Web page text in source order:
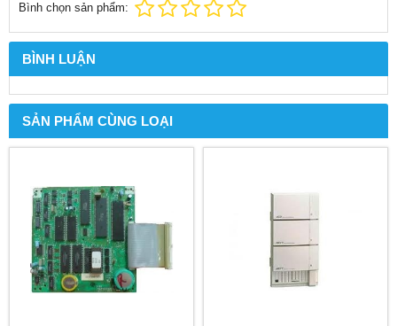
Bình chọn sản phẩm:
BÌNH LUẬN
SẢN PHẨM CÙNG LOẠI